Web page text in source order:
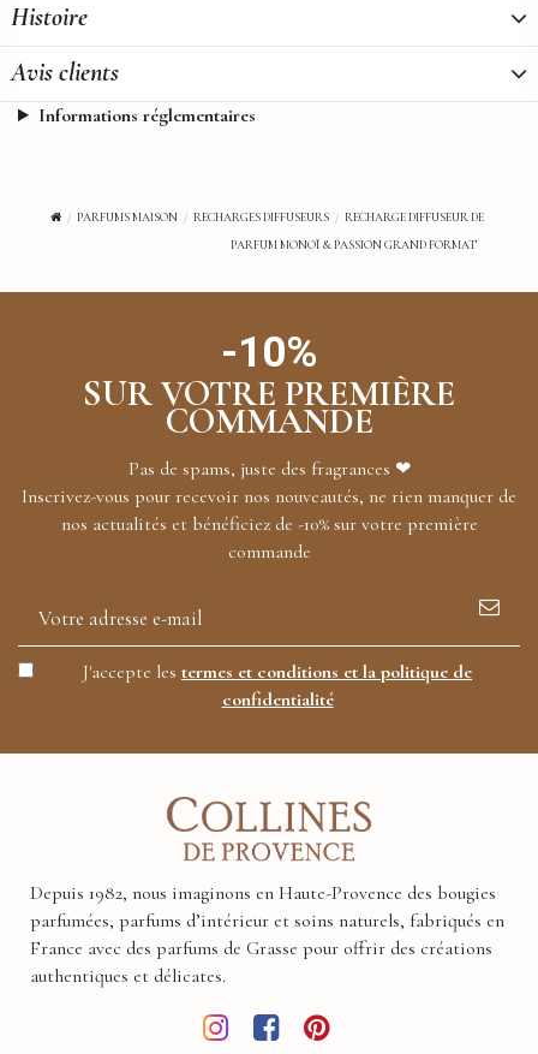
Histoire
Avis clients
Informations réglementaires
PARFUMS MAISON RECHARGES DIFFUSEURS
RECHARGE DIFFUSEUR DE
PARFUM MONOÏ & PASSION GRAND FORMAT
-10%
SUR VOTRE PREMIÈRE
COMMANDE
Pas de spams, juste des fragrances ❤
Inscrivez-vous pour recevoir nos nouveautés, ne rien manquer de
nos actualités et bénéficiez de -10% sur votre première
commande
J'accepte lestermes et conditions et la politique de
confidentialité
Depuis 1982, nous imaginons en Haute-Provence des bougies
parfumées, parfums d’intérieur et soins naturels, fabriqués en
France avec des parfums de Grasse pour offrir des créations
authentiques et délicates.